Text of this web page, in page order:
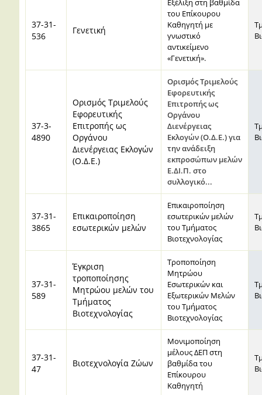
37-31-
536
Γενετική
Εξέλιξη στη βαθμίδα
του Επίκουρου
Καθηγητή με
γνωστικό
αντικείμενο
«Γενετική».
37-3-
4890
Ορισμός Τριμελούς
Εφορευτικής
Επιτροπής ως
Οργάνου
Διενέργειας Εκλογών
(Ο.Δ.Ε.)
Ορισμός Τριμελούς
Εφορευτικής
Επιτροπής ως
Οργάνου
Διενέργειας
Εκλογών (Ο.Δ.Ε.) για
την ανάδειξη
εκπροσώπων μελών
Ε.ΔΙ.Π. στο
συλλογικό...
37-31-
3865
Eπικαιροποίηση
εσωτερικών μελών
Eπικαιροποίηση
εσωτερικών μελών
του Τμήματος
Βιοτεχνολογίας
37-31-
589
Έγκριση
τροποποίησης
Μητρώου μελών του
Τμήματος
Βιοτεχνολογίας
Τροποποίηση
Μητρώου
Εσωτερικών και
Εξωτερικών Μελών
του Τμήματος
Βιοτεχνολογίας
37-31-
47
Βιοτεχνολογία Ζώων
Μονιμοποίηση
μέλους ΔΕΠ στη
βαθμίδα του
Επίκουρου
Καθηγητή